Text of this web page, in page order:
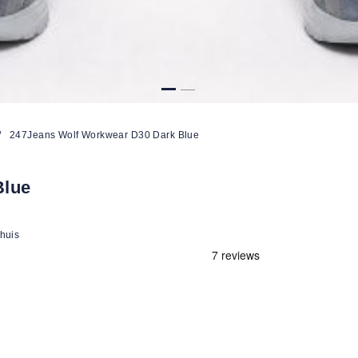
247Jeans Wolf Workwear D30 Dark Blue